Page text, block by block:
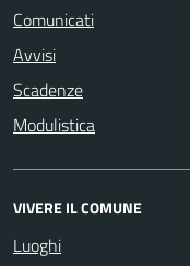
Comunicati
Avvisi
Scadenze
Modulistica
VIVERE IL COMUNE
Luoghi